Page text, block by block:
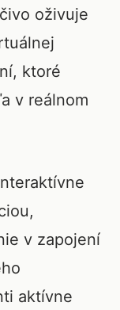
oživuje
ktoré
v reálnom
v zapojení
aktívne